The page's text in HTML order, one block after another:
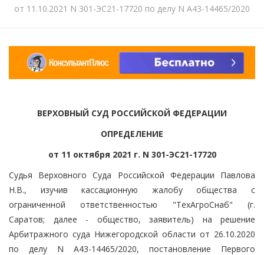
от 11.10.2021 N 301-ЭС21-17720 по делу N А43-14465/2020
ВЕРХОВНЫЙ СУД РОССИЙСКОЙ ФЕДЕРАЦИИ
ОПРЕДЕЛЕНИЕ
от 11 октября 2021 г. N 301-ЭС21-17720
Судья Верховного Суда Российской Федерации Павлова
Н.В., изучив кассационную жалобу общества с
ограниченной ответственностью "ТехАгроСнаб" (г.
Саратов; далее - общество, заявитель) на решение
Арбитражного суда Нижегородской области от 26.10.2020
по делу N А43-14465/2020, постановление Первого